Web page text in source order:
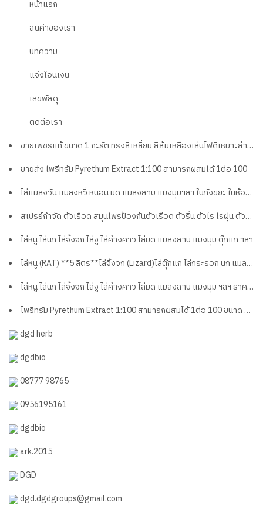
หน้าแรก
สินค้าของเรา
บทความ
แจ้งโอนเงิน
เลขพัสดุ
ติดต่อเรา
ขายเพชรแท้ ขนาด 1 กะรัต ทรงสี่เหลี่ยม สีส้มเหลืองเล่นไฟดีเหมาะสำหรับขึ้นตัวเรือนสร้อยข้อมือแหวนจี้และมอบเป็นของขวัญมีค่า
ขายส่ง ไพรีทรัม Pyrethum Extract 1:100 สามารถผสมได้ 1ต่อ 100
ไล่แมลงวัน​ แมลงหวี่ หนอน มด แมลงสาบ​ แมงมุม​ฯลฯ​ ในถังขยะ ในห้องครัว ขนาด10ลิตร
สเปรย์กำจัด ตัวเรือด สมุนไพรป้องกันตัวเรือด ตัวริ้น ตัวไร ไรฝุ่น ตัวเหา เห็บหมัดบนที่นอน โซฟา ใต้พรม ในซอก ชนิดออแกนิค
ไล่หนู ไล่นก ไล่จิ้งจก ไล่งู ไล่ค้างคาว ไล่มด แมลงสาบ แมงมุม ตุ๊กแก ฯลฯ
ไล่หนู (RAT) **5 ลิตร**ไล่จิ้งจก (Lizard)ไล่ตุ๊กแก ไล่กระรอก นก แมลงสาบ ชนิดปลอดสารเคมี
ไล่หนู ไล่นก ไล่จิ้งจก ไล่งู ไล่ค้างคาว ไล่มด แมลงสาบ แมงมุม ฯลฯ ราคาส่ง5ลิตร
ไพรีทรัม Pyrethum Extract 1:100 สามารถผสมได้ 1ต่อ 100 ขนาด 200 มิล
dgd herb
dgdbio
08777 98765
0956195161
dgdbio
ark.2015
DGD
dgd.dgdgroups@gmail.com